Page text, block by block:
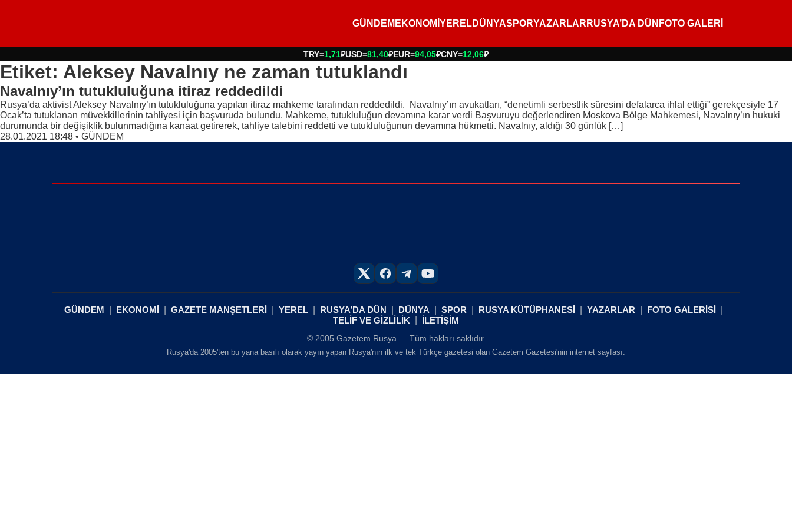
GÜNDEM EKONOMİ YERELDÜNYASPORYAZARLAR RUSYA’DA DÜN FOTO GALERİ
TRY=1,71₽USD=81,40₽EUR=94,05₽CNY=12,06₽
Etiket: Aleksey Navalnıy ne zaman tutuklandı
Navalnıy’ın tutukluluğuna itiraz reddedildi
Rusya’da aktivist Aleksey Navalnıy’ın tutukluluğuna yapılan itiraz mahkeme tarafından reddedildi. Navalnıy’ın avukatları, “denetimli serbestlik süresini defalarca ihlal ettiği” gerekçesiyle 17
Ocak’ta tutuklanan müvekkillerinin tahliyesi için başvuruda bulundu. Mahkeme, tutukluluğun devamına karar verdi Başvuruyu değerlendiren Moskova Bölge Mahkemesi, Navalnıy’ın hukuki
durumunda bir değişiklik bulunmadığına kanaat getirerek, tahliye talebini reddetti ve tutukluluğunun devamına hükmetti. Navalnıy, aldığı 30 günlük […]
28.01.2021 18:48 • GÜNDEM
GÜNDEM EKONOMİ GAZETE MANŞETLERİ YEREL RUSYA’DA DÜN DÜNYA SPOR RUSYA KÜTÜPHANESİ YAZARLAR
FOTO GALERİSİ
TELİF VE GİZLİLİK
İLETİŞİM
© 2005 Gazetem Rusya — Tüm hakları saklıdır.
Rusya'da 2005'ten bu yana basılı olarak yayın yapan Rusya'nın ilk ve tek Türkçe gazetesi olan Gazetem Gazetesi'nin internet sayfası.